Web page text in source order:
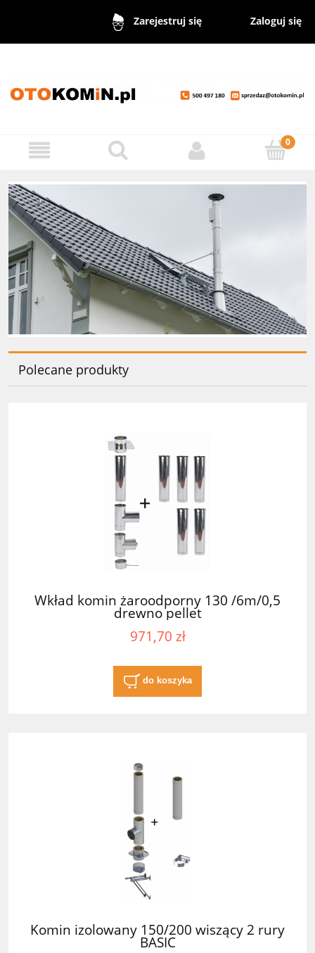
Zarejestruj się Zaloguj się
Polecane produkty
Wkład komin żaroodporny 130 /6m/0,5
drewno pellet
971,70 zł
do koszyka
Komin izolowany 150/200 wiszący 2 rury
BASIC